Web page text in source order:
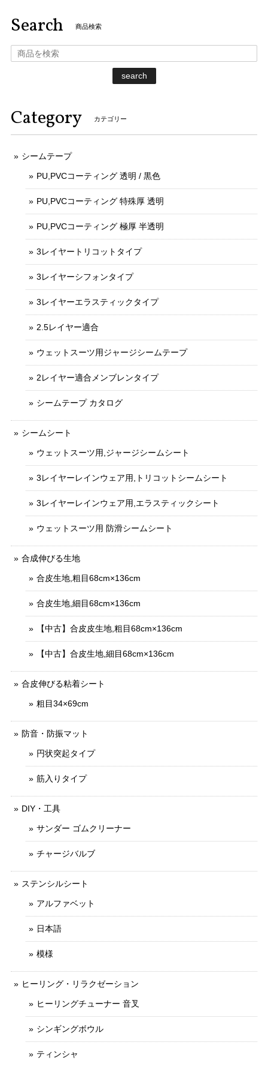
Search 商品検索
search
Category カテゴリー
シームテープ
PU,PVCコーティング 透明 / 黒色
PU,PVCコーティング 特殊厚 透明
PU,PVCコーティング 極厚 半透明
3レイヤートリコットタイプ
3レイヤーシフォンタイプ
3レイヤーエラスティックタイプ
2.5レイヤー適合
ウェットスーツ用ジャージシームテープ
2レイヤー適合メンブレンタイプ
シームテープ カタログ
シームシート
ウェットスーツ用,ジャージシームシート
3レイヤーレインウェア用,トリコットシームシート
3レイヤーレインウェア用,エラスティックシート
ウェットスーツ用 防滑シームシート
合成伸びる生地
合皮生地,粗目68cm×136cm
合皮生地,細目68cm×136cm
【中古】合皮皮生地,粗目68cm×136cm
【中古】合皮生地,細目68cm×136cm
合皮伸びる粘着シート
粗目34×69cm
防音・防振マット
円状突起タイプ
筋入りタイプ
DIY・工具
サンダー ゴムクリーナー
チャージバルブ
ステンシルシート
アルファベット
日本語
模様
ヒーリング・リラクゼーション
ヒーリングチューナー 音叉
シンギングボウル
ティンシャ